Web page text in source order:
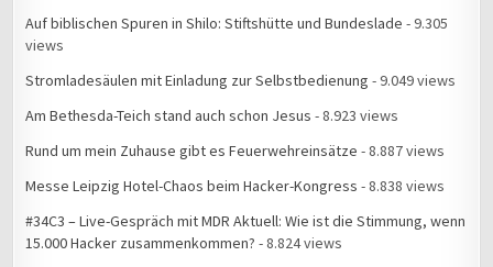
Auf biblischen Spuren in Shilo: Stiftshütte und Bundeslade - 9.305
views
Stromladesäulen mit Einladung zur Selbstbedienung - 9.049 views
Am Bethesda-Teich stand auch schon Jesus - 8.923 views
Rund um mein Zuhause gibt es Feuerwehreinsätze - 8.887 views
Messe Leipzig Hotel-Chaos beim Hacker-Kongress - 8.838 views
#34C3 – Live-Gespräch mit MDR Aktuell: Wie ist die Stimmung, wenn
15.000 Hacker zusammenkommen? - 8.824 views